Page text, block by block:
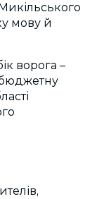
Микільського
мову й
ворога –